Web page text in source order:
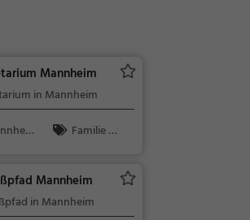
Mannheim
in Mannheim
Familie &
Natur, Wisse
nschaft & Po
Mannheim
in Mannheim